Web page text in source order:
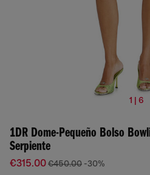
1 | 6
1DR Dome-Pequeño Bolso
Serpiente
€315.00€450.00 -30%